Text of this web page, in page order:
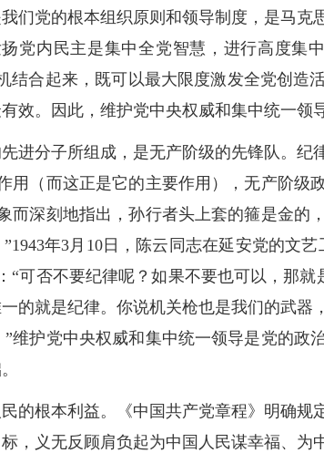
们党的根本组织原则和领导制度，是马克
党内民主是集中全党智慧，进行高度集
结合起来，既可以最大限度激发全党创造
效。因此，维护党中央权威和集中统一领
进分子所组成，是无产阶级的先锋队。
（而这正是它的主要作用），无产阶级
深刻地指出，孙行者头上套的箍是金的
年3月10日，陈云同志在延安党的文
可否不要纪律呢？如果不要也可以，那就
的就是纪律。你说机关枪也是我们的武
护党中央权威和集中统一领导是党的政
的根本利益。《中国共产党章程》明确规
，义无反顾肩负起为中国人民谋幸福、为